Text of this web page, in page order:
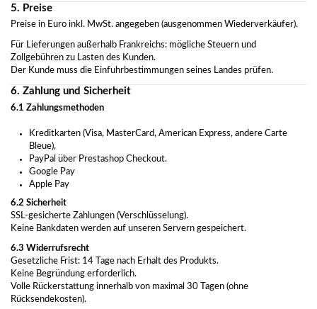
5. Preise
Preise in Euro inkl. MwSt. angegeben (ausgenommen Wiederverkäufer).
Für Lieferungen außerhalb Frankreichs: mögliche Steuern und
Zollgebühren zu Lasten des Kunden.
Der Kunde muss die Einfuhrbestimmungen seines Landes prüfen.
6. Zahlung und Sicherheit
6.1 Zahlungsmethoden
Kreditkarten (Visa, MasterCard, American Express, andere Carte
Bleue),
PayPal über Prestashop Checkout.
Google Pay
Apple Pay
6.2 Sicherheit
SSL-gesicherte Zahlungen (Verschlüsselung).
Keine Bankdaten werden auf unseren Servern gespeichert.
6.3 Widerrufsrecht
Gesetzliche Frist: 14 Tage nach Erhalt des Produkts.
Keine Begründung erforderlich.
Volle Rückerstattung innerhalb von maximal 30 Tagen (ohne
Rücksendekosten).